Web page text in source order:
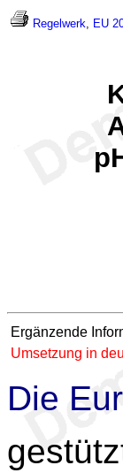
Regelwerk, EU
Ergänzende
Umsetzung in
Die